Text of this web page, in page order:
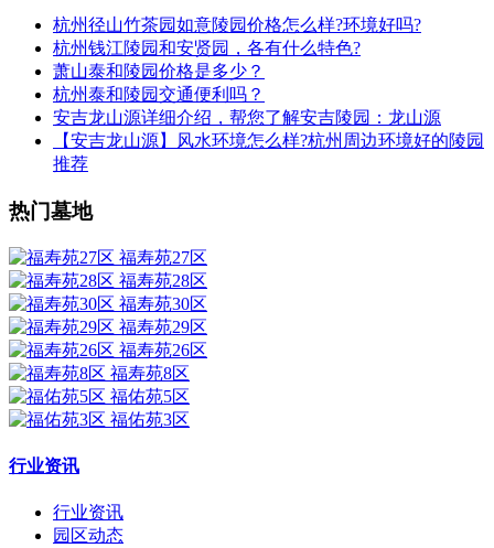
杭州径山竹茶园如意陵园价格怎么样?环境好吗?
杭州钱江陵园和安贤园，各有什么特色?
萧山泰和陵园价格是多少？
杭州泰和陵园交通便利吗？
安吉龙山源详细介绍，帮您了解安吉陵园：龙山源
【安吉龙山源】风水环境怎么样?杭州周边环境好的陵园
推荐
热门墓地
福寿苑27区
福寿苑28区
福寿苑30区
福寿苑29区
福寿苑26区
福寿苑8区
福佑苑5区
福佑苑3区
行业资讯
行业资讯
园区动态